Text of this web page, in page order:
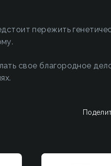
пережить
свое благородное